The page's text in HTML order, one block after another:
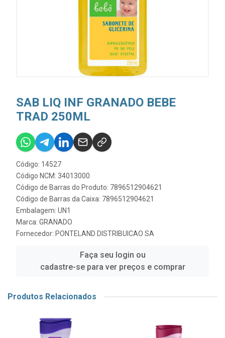
SAB LIQ INF GRANADO BEBE
TRAD 250ML
Código: 14527
Código NCM: 34013000
Código de Barras do Produto: 7896512904621
Código de Barras da Caixa: 7896512904621
Embalagem: UN1
Marca: GRANADO
Fornecedor: PONTELAND DISTRIBUICAO SA
Faça seu login ou
cadastre-se para ver preços e comprar
Produtos Relacionados